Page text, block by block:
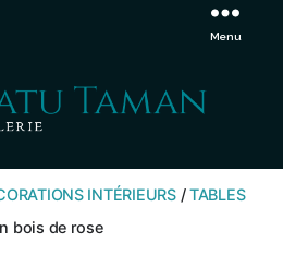
extérieurs et intérieurs Ignorer
TAMAN
Menu
INTÉRIEURS/TABLES
bois de rose